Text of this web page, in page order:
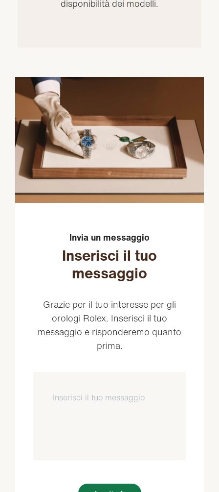
disponibilità dei modelli.
Invia un messaggio
Inserisci il tuo
messaggio
Grazie per il tuo interesse per gli
orologi Rolex. Inserisci il tuo
messaggio e risponderemo quanto
prima.